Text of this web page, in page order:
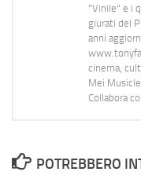
"Vinile" e i
giurati del
anni
cinema,
Mei
Collabora
POTREBBERO